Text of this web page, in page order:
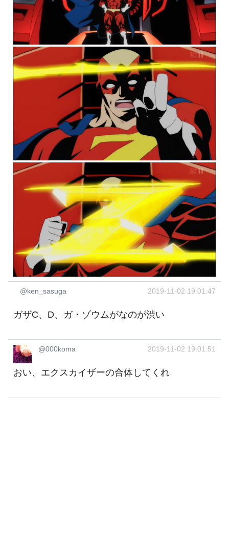
@ken_sasuga 2019-11-02 19:01:47
ガザC、D、ガ・ゾウムがなのが渋い
@000koma 2019-11-02 19:01:51
おい、エクスカイザーの合体してくれ